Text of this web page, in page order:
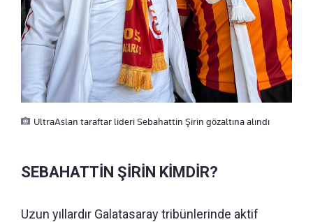
UltraAslan taraftar lideri Sebahattin Şirin gözaltına alındı
SEBAHATTİN ŞİRİN KİMDİR?
Uzun yıllardır Galatasaray tribünlerinde aktif